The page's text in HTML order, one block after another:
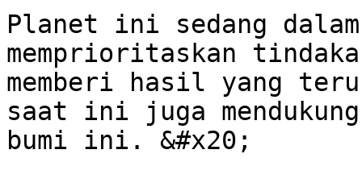
Planet ini sedang
memprioritaskan
memberi hasil yang
saat ini juga
bumi ini. &#x20;